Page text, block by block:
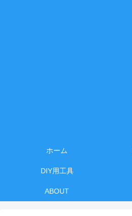
ホーム
DIY用工具
ABOUT